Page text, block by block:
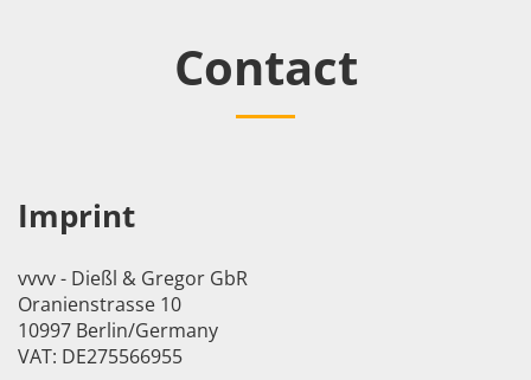
Contact
Imprint
vvvv - Dießl & Gregor GbR
Oranienstrasse 10
10997 Berlin/Germany
VAT: DE275566955